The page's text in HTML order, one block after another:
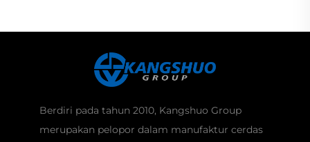
Berdiri pada tahun 2010, Kangshuo Group
merupakan pelopor dalam manufaktur cerdas